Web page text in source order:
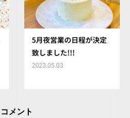
5月夜営業の日程が決定
致しました!!!
2023.05.03
コメント